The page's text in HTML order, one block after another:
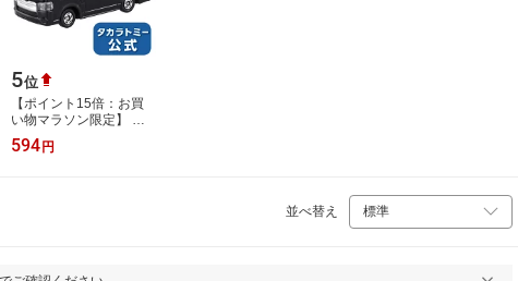
5位
【ポイント15倍：お買
い物マラソン限定】 ト
ミカNo.113トヨタハイ
エース(箱) | タカラトミ
594円
並べ替え